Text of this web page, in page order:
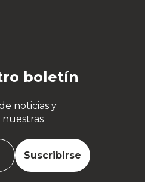
boletín
noticias y